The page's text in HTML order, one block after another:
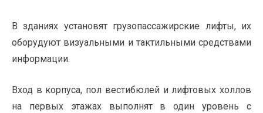
В зданиях установят грузопассажирские лифты, их
оборудуют визуальными и тактильными средствами
информации.
Вход в корпуса, пол вестибюлей и лифтовых холлов
на первых этажах выполнят в один уровень с